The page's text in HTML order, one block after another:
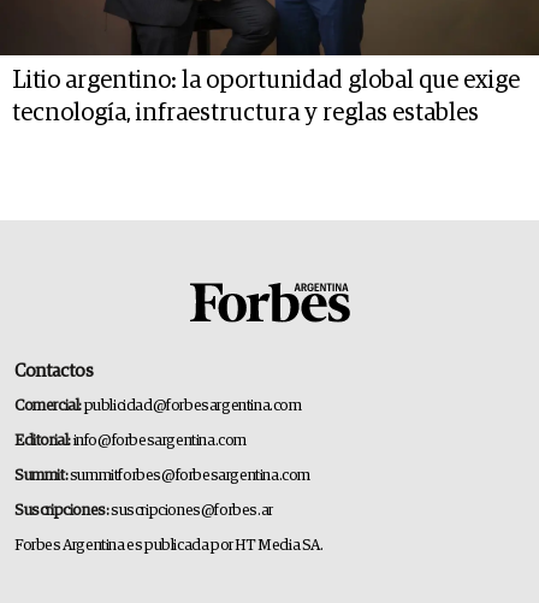
Litio argentino: la oportunidad global que exige
tecnología, infraestructura y reglas estables
Contactos
Comercial:publicidad@forbesargentina.com
Editorial:info@forbesargentina.com
Summit:summitforbes@forbesargentina.com
Suscripciones:suscripciones@forbes.ar
Forbes Argentina es publicada por HT Media SA.